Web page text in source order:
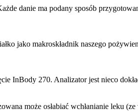
danie ma podany sposób
jako makroskładnik naszego
InBody 270. Analizator jest nieco
może osłabiać wchłanianie leku